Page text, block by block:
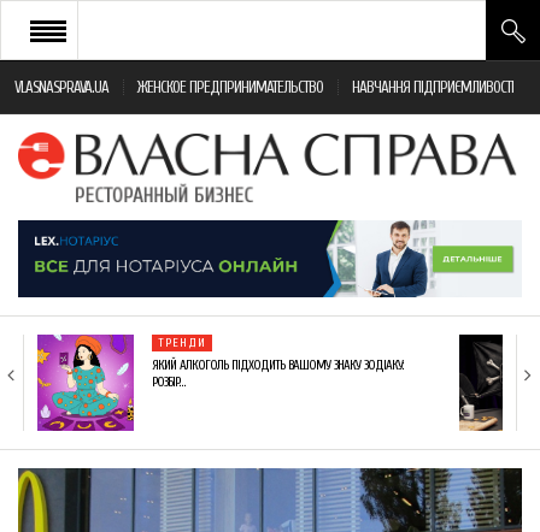
VLASNASPRAVA.UA ЖЕНСКОЕ ПРЕДПРИНИМАТЕЛЬСТВО НАВЧАННЯ ПІДПРИЄМЛИВОСТІ
НОВИНИ РЕСТОРАННОГО БІЗНЕСУ
ЯК ВІДКРИТИ ТА УСПІШНО КЕРУВАТИ
МОНІТОРИНГ ЗАКОНОДАВСТВА
ФРАНЧАЙЗИНГ
КНИГИ
ТРЕНДИ
ЯКИЙ АЛКОГОЛЬ ПІДХОДИТЬ ВАШОМУ ЗНАКУ ЗОДІАКУ:
РОЗБІР…